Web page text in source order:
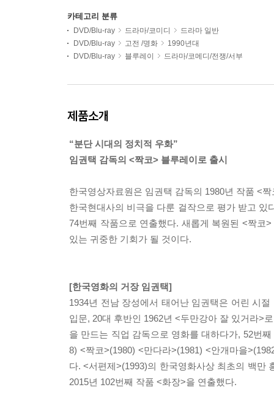
카테고리 분류
DVD/Blu-ray 드라마/코미디
드라마 일반
DVD/Blu-ray
고전 /명화
1990년대
DVD/Blu-ray
블루레이 드라마/코메디/전쟁/서부
제품소개
“분단 시대의 정치적 우화”
임권택 감독의 <짝코> 블루레이로 출시
한국영상자료원은 임권택 감독의 1980년 작품 <
한국현대사의 비극을 다룬 걸작으로 평가 받고
74번째 작품으로 연출했다. 새롭게 복원된 <짝코
있는 귀중한 기회가 될 것이다.
[한국영화의 거장 임권택]
1934년 전남 장성에서 태어난 임권택은 어린 시
입문, 20대 후반인 1962년 <두만강아 잘 있거라>
을 만드는 직업 감독으로 영화를 대하다가, 52번
8) <짝코>(1980) <만다라>(1981) <안개마을
다. <서편제>(1993)의 한국영화사상 최초의 백만
2015년 102번째 작품 <화장>을 연출했다.